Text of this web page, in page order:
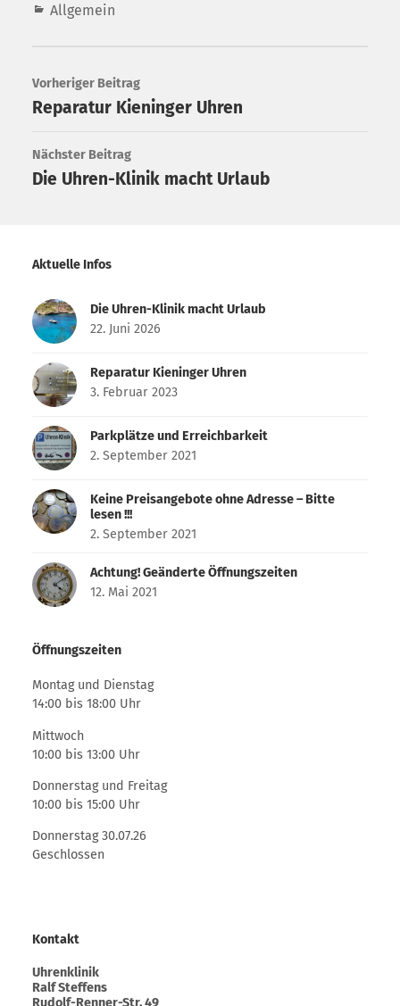
Allgemein
Vorheriger Beitrag
Reparatur Kieninger Uhren
Nächster Beitrag
Die Uhren-Klinik macht Urlaub
Aktuelle Infos
Die Uhren-Klinik macht Urlaub
22. Juni 2026
Reparatur Kieninger Uhren
3. Februar 2023
Parkplätze und Erreichbarkeit
2. September 2021
Keine Preisangebote ohne Adresse – Bitte
lesen !!!
2. September 2021
Achtung! Geänderte Öffnungszeiten
12. Mai 2021
Öffnungszeiten
Montag und Dienstag
14:00 bis 18:00 Uhr
Mittwoch
10:00 bis 13:00 Uhr
Donnerstag und Freitag
10:00 bis 15:00 Uhr
Donnerstag 30.07.26
Geschlossen
Kontakt
Uhrenklinik
Ralf Steffens
Rudolf-Renner-Str. 49